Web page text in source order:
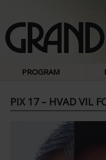
PROGRAM
PIX 17 – HVAD VIL